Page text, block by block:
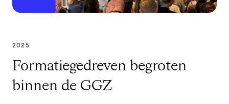
2025
Formatiegedreven begroten
binnen de GGZ